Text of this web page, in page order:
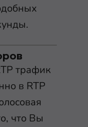
трафик
в RTP
что Вы